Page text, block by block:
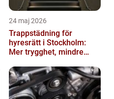
24 maj 2026
Trappstädning för
hyresrätt i Stockholm:
Mer trygghet, mindre